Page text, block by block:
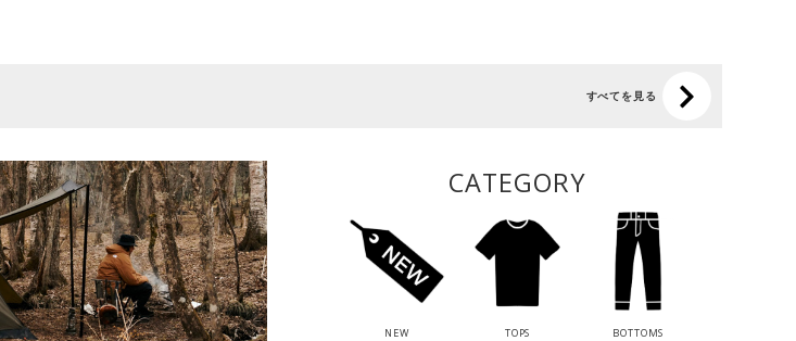
すべてを見る
CATEGORY
NEW TOPS BOTTOMS